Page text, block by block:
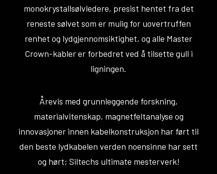
monokrystallsølvledere, presist hentet fra det
reneste sølvet som er mulig for uovertruffen
renhet og lydgjennomsiktighet, og alle Master
Crown-kabler er forbedret ved å tilsette gull i
ligningen.
Årevis med grunnleggende forskning,
materialvitenskap, magnetfeltanalyse og
innovasjoner innen kabelkonstruksjon har ført til
den beste lydkabelen verden noensinne har sett
og hørt; Siltechs ultimate mesterverk!